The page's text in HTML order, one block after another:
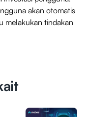
akan otomatis
melakukan tindakan